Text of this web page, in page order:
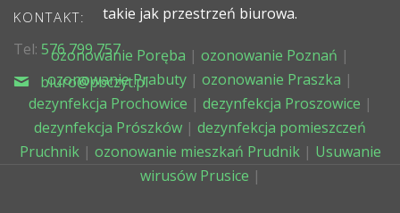
takie jak przestrzeń biurowa.
ozonowanie Poręba | ozonowanie Poznań |
ozonowanie Prabuty | ozonowanie Praszka |
dezynfekcja Prochowice | dezynfekcja Proszowice |
dezynfekcja Prószków | dezynfekcja pomieszczeń
Pruchnik| ozonowanie mieszkań Prudnik| Usuwanie
wirusów Prusice |
KONTAKT:
Tel: 576 799 757
biuro@pbczyt.pl